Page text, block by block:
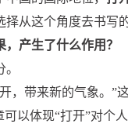
择从这个角度去书写
产生了什么作用？
，带来新的气象。”
可以体现“打开”对个